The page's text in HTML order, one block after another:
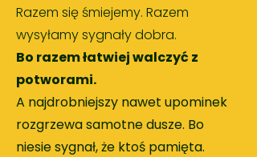
Razem się śmiejemy. Razem
wysyłamy sygnały dobra.
Bo razem łatwiej walczyć z
potworami.
A najdrobniejszy nawet upominek
rozgrzewa samotne dusze. Bo
niesie sygnał, że ktoś pamięta.